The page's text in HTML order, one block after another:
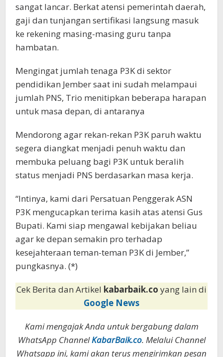
sangat lancar. Berkat atensi pemerintah daerah,
gaji dan tunjangan sertifikasi langsung masuk
ke rekening masing-masing guru tanpa
hambatan.
Mengingat jumlah tenaga P3K di sektor
pendidikan Jember saat ini sudah melampaui
jumlah PNS, Trio menitipkan beberapa harapan
untuk masa depan, di antaranya
Mendorong agar rekan-rekan P3K paruh waktu
segera diangkat menjadi penuh waktu dan
membuka peluang bagi P3K untuk beralih
status menjadi PNS berdasarkan masa kerja.
“Intinya, kami dari Persatuan Penggerak ASN
P3K mengucapkan terima kasih atas atensi Gus
Bupati. Kami siap mengawal kebijakan beliau
agar ke depan semakin pro terhadap
kesejahteraan teman-teman P3K di Jember,”
pungkasnya. (*)
Cek Berita dan Artikel kabarbaik.co yang lain di
Google News
Kami mengajak Anda untuk bergabung dalam
WhatsApp ChannelKabarBaik.co. Melalui Channel
Whatsapp ini, kami akan terus mengirimkan pesan